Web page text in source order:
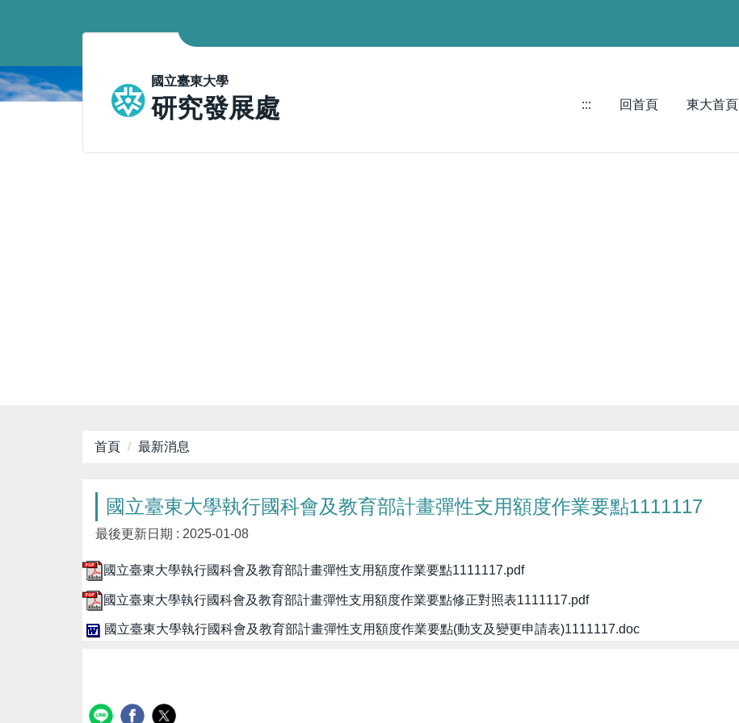
要
內
國立臺東大學
研究發展處 ::: 回首頁 東大首頁
首頁 最新消息
國立臺東大學執行國科會及教育部計畫彈性支用額度作業要點1111117
最後更新日期 : 2025-01-08
國立臺東大學執行國科會及教育部計畫彈性支用額度作業要點1111117.pdf
國立臺東大學執行國科會及教育部計畫彈性支用額度作業要點修正對照表1111117.pdf
國立臺東大學執行國科會及教育部計畫彈性支用額度作業要點(動支及變更申請表)1111117.doc